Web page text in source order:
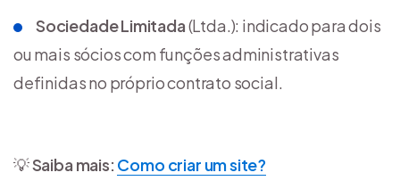
Sociedade Limitada(Ltda.): indicado para dois
ou mais sócios com funções administrativas
definidas no próprio contrato social.
💡Saiba mais: Como criar um site?